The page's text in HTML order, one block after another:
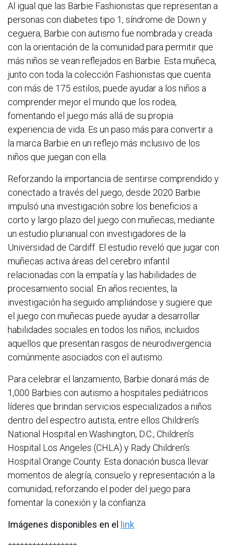
Al igual que las Barbie Fashionistas que representan a
personas con diabetes tipo 1, síndrome de Down y
ceguera, Barbie con autismo fue nombrada y creada
con la orientación de la comunidad para permitir que
más niños se vean reflejados en Barbie. Esta muñeca,
junto con toda la colección Fashionistas que cuenta
con más de 175 estilos, puede ayudar a los niños a
comprender mejor el mundo que los rodea,
fomentando el juego más allá de su propia
experiencia de vida. Es un paso más para convertir a
la marca Barbie en un reflejo más inclusivo de los
niños que juegan con ella.
Reforzando la importancia de sentirse comprendido y
conectado a través del juego, desde 2020 Barbie
impulsó una investigación sobre los beneficios a
corto y largo plazo del juego con muñecas, mediante
un estudio plurianual con investigadores de la
Universidad de Cardiff. El estudio reveló que jugar con
muñecas activa áreas del cerebro infantil
relacionadas con la empatía y las habilidades de
procesamiento social. En años recientes, la
investigación ha seguido ampliándose y sugiere que
el juego con muñecas puede ayudar a desarrollar
habilidades sociales en todos los niños, incluidos
aquellos que presentan rasgos de neurodivergencia
comúnmente asociados con el autismo.
Para celebrar el lanzamiento, Barbie donará más de
1,000 Barbies con autismo a hospitales pediátricos
líderes que brindan servicios especializados a niños
dentro del espectro autista, entre ellos Children’s
National Hospital en Washington, D.C., Children’s
Hospital Los Angeles (CHLA) y Rady Children’s
Hospital Orange County. Esta donación busca llevar
momentos de alegría, consuelo y representación a la
comunidad, reforzando el poder del juego para
fomentar la conexión y la confianza.
Imágenes disponibles en el link